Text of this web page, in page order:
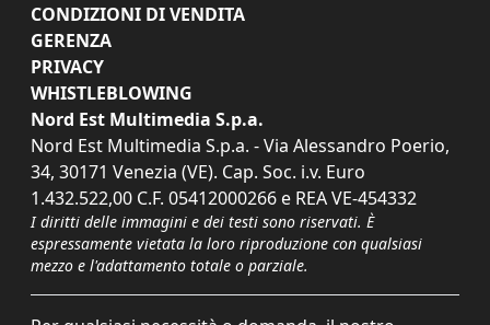
CONDIZIONI DI VENDITA
GERENZA
PRIVACY
WHISTLEBLOWING
Nord Est Multimedia S.p.a.
Nord Est Multimedia S.p.a. - Via Alessandro Poerio,
34, 30171 Venezia (VE). Cap. Soc. i.v. Euro
1.432.522,00 C.F. 05412000266 e REA VE-454332
I diritti delle immagini e dei testi sono riservati. È
espressamente vietata la loro riproduzione con qualsiasi
mezzo e l'adattamento totale o parziale.